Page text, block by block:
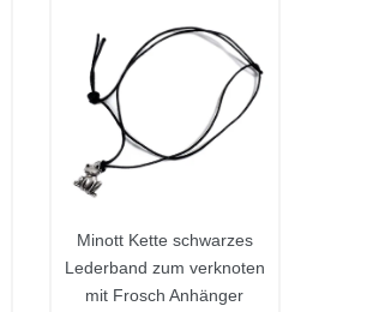
Minott Kette schwarzes
Lederband zum verknoten
mit Frosch Anhänger